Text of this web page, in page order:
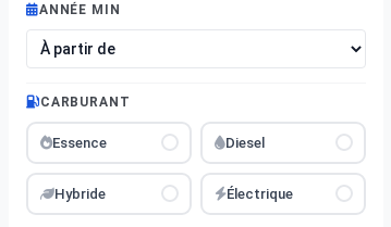
ANNÉE MIN
CARBURANT
Essence Diesel
Hybride Électrique